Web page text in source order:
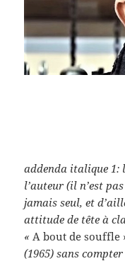
addenda italique 1:
l’auteur (il n’est
jamais seul, et
attitude de tête à
« A bout de souffle
(1965) sans compter